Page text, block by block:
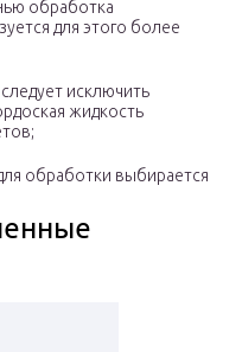
обработка
для этого более
исключить
жидкость
обработки выбирается